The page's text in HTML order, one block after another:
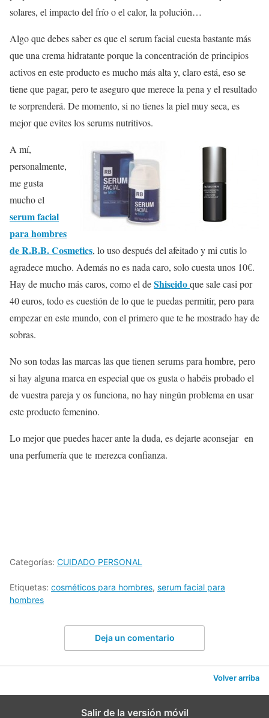
solares, el impacto del frío o el calor, la polución…
Algo que debes saber es que el serum facial cuesta bastante más
que una crema hidratante porque la concentración de principios
activos en este producto es mucho más alta y, claro está, eso se
tiene que pagar, pero te aseguro que merece la pena y el resultado
te sorprenderá. De momento, si no tienes la piel muy seca, es
mejor que evites los serums nutritivos.
A mí,
personalmente,
me gusta
mucho el
serum facial
para hombres
de R.B.B. Cosmetics, lo uso después del afeitado y mi cutis lo
agradece mucho. Además no es nada caro, solo cuesta unos 10€.
Hay de mucho más caros, como el deShiseidoque sale casi por
40 euros, todo es cuestión de lo que te puedas permitir, pero para
empezar en este mundo, con el primero que te he mostrado hay de
sobras.
No son todas las marcas las que tienen serums para hombre, pero
si hay alguna marca en especial que os gusta o habéis probado el
de vuestra pareja y os funciona, no hay ningún problema en usar
este producto femenino.
Lo mejor que puedes hacer ante la duda, es dejarte aconsejar en
una perfumería que te merezca confianza.
Categorías: CUIDADO PERSONAL
Etiquetas: cosméticos para hombres, serum facial para
hombres
Deja un comentario
Volver arriba
Salir de la versión móvil